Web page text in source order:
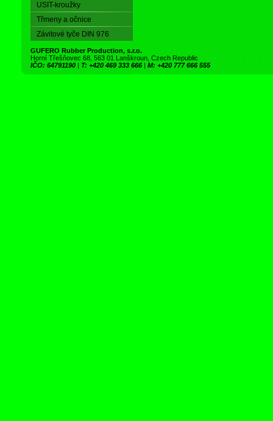
USIT-kroužky
Třmeny a očnice
Závitové tyče DIN 976
GUFERO Rubber Production, s.r.o.
Horní Třešňovec 68, 563 01 Lanškroun, Czech Republic
IČO: 64791190 | T: +420 469 333 666 | M: +420 777 666 555